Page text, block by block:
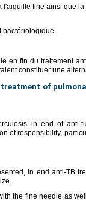
fine ainsi que
bactériologique.
en fin du traitement
constituer une
of
in end of anti-
of responsibility,
in end anti-TB
the fine needle as